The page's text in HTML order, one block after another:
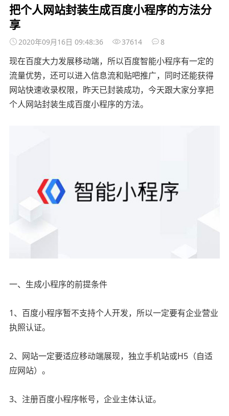
把个人网站封装生成百度小程序的方法分
享
2020年09月16日 09:48:36 37614 8
现在百度大力发展移动端，所以百度智能小程序有一定的
流量优势，还可以进入信息流和贴吧推广，同时还能获得
网站快速收录权限，昨天已封装成功，今天跟大家分享把
个人网站封装生成百度小程序的方法。
一、生成小程序的前提条件
1、百度小程序暂不支持个人开发，所以一定要有企业营业
执照认证。
2、网站一定要适应移动端展现，独立手机站或H5（自适
应网站）。
3、注册百度小程序帐号，企业主体认证。